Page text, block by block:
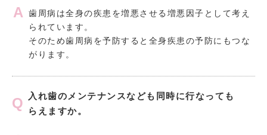
歯周病は全身の疾患を増悪させる増悪因子として考え
られています。
そのため歯周病を予防すると全身疾患の予防にもつな
がります。
入れ歯のメンテナンスなども同時に行なっても
らえますか。